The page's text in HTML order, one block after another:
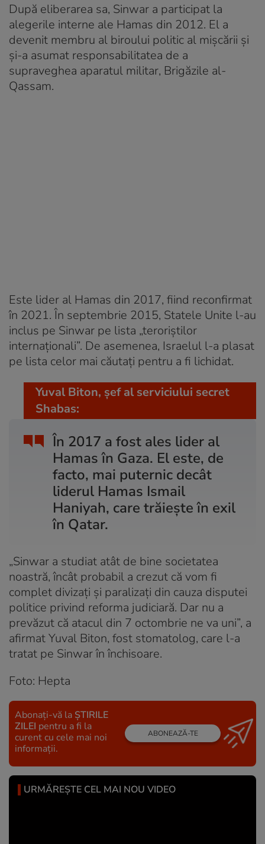
După eliberarea sa, Sinwar a participat la
alegerile interne ale Hamas din 2012. El a
devenit membru al biroului politic al mișcării și
și-a asumat responsabilitatea de a
supraveghea aparatul militar, Brigăzile al-
Qassam.
Este lider al Hamas din 2017, fiind reconfirmat
în 2021. În septembrie 2015, Statele Unite l-au
inclus pe Sinwar pe lista „teroriștilor
internaționali”. De asemenea, Israelul l-a plasat
pe lista celor mai căutați pentru a fi lichidat.
În 2017 a fost ales lider al
Hamas în Gaza. El este, de
facto, mai puternic decât
liderul Hamas Ismail
Haniyah, care trăiește în exil
în Qatar.
Yuval Biton, șef al serviciului secret
Shabas:
„Sinwar a studiat atât de bine societatea
noastră, încât probabil a crezut că vom fi
complet divizați și paralizați din cauza disputei
politice privind reforma judiciară. Dar nu a
prevăzut că atacul din 7 octombrie ne va uni”, a
afirmat Yuval Biton, fost stomatolog, care l-a
tratat pe Sinwar în închisoare.
Foto: Hepta
Abonați-vă la ȘTIRILE
ZILEI pentru a fi la
curent cu cele mai noi
informații.
ABONEAZĂ-TE
URMĂREȘTE CEL MAI NOU VIDEO